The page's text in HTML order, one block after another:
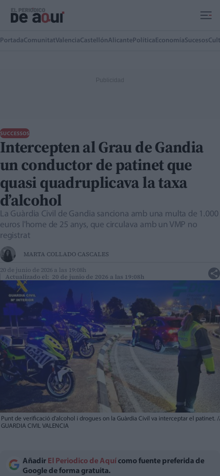
PortadaComunitatValenciaCastellónAlicante Política EconomíaSucesos
SUCCESSOS
Intercepten al Grau de Gandia
un conductor de patinet que
quasi quadruplicava la taxa
d’alcohol
La Guàrdia Civil de Gandia sanciona amb una multa de 1.000
euros l'home de 25 anys, que circulava amb un VMP no
registrat
MARTA COLLADO CASCALES
20 de junio de 2026 a las 19:08h
Actualizado el: 20 de junio de 2026 a las 19:08h
Punt de verificació d'alcohol i drogues on la Guàrdia Civil va interceptar el patinet.
GUARDIA CIVIL VALENCIA
Añadir El Periodico de Aquí como fuente preferida de
Google de forma gratuita.